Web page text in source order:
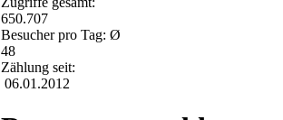
650.707
Besucher pro Tag: Ø
48
Zählung seit:
06.01.2012